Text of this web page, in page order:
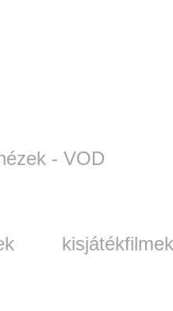
- VOD
kisjátékfilmek